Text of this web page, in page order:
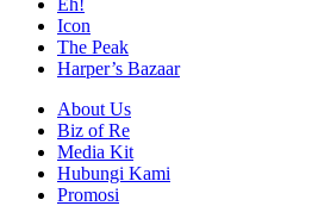
Eh!
Icon
The Peak
Harper’s Bazaar
About Us
Biz of Re
Media Kit
Hubungi Kami
Promosi